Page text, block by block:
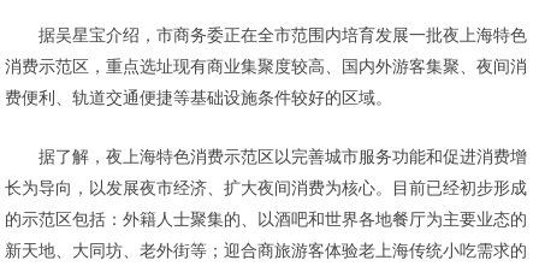
据吴星宝介绍，市商务委正在全市范围内培育发展一批夜上海特色
消费示范区，重点选址现有商业集聚度较高、国内外游客集聚、夜间消
费便利、轨道交通便捷等基础设施条件较好的区域。
据了解，夜上海特色消费示范区以完善城市服务功能和促进消费增
长为导向，以发展夜市经济、扩大夜间消费为核心。目前已经初步形成
的示范区包括：外籍人士聚集的、以酒吧和世界各地餐厅为主要业态的
新天地、大同坊、老外街等；迎合商旅游客体验老上海传统小吃需求的